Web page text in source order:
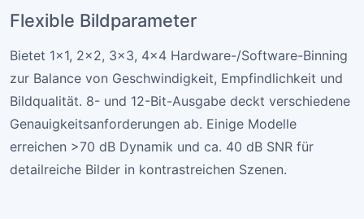
Flexible Bildparameter
Bietet 1×1, 2×2, 3×3, 4×4 Hardware-/Software-Binning
zur Balance von Geschwindigkeit, Empfindlichkeit und
Bildqualität. 8- und 12-Bit-Ausgabe deckt verschiedene
Genauigkeitsanforderungen ab. Einige Modelle
erreichen >70 dB Dynamik und ca. 40 dB SNR für
detailreiche Bilder in kontrastreichen Szenen.